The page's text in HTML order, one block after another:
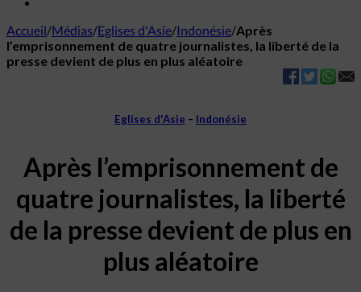
Accueil/Médias/Eglises d'Asie/Indonésie/Après
l’emprisonnement de quatre journalistes, la liberté de la
presse devient de plus en plus aléatoire
Eglises d'Asie – Indonésie
Après l’emprisonnement de
quatre journalistes, la liberté
de la presse devient de plus en
plus aléatoire